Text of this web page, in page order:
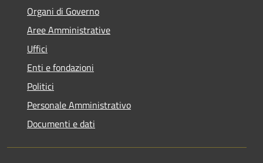
Organi di Governo
Aree Amministrative
Uffici
Enti e fondazioni
Politici
Personale Amministrativo
Documenti e dati